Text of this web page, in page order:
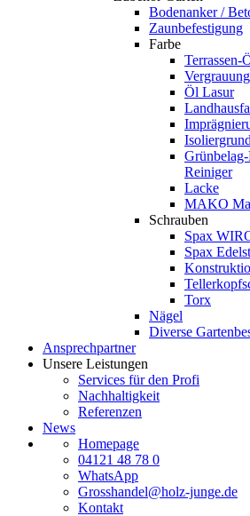
Bodenanker /
Zaunbefestigung
Farbe
Terrassen-
Öl Lasur
Isoliergrund
Reiniger
Lacke
MAKO
Schrauben
Spax
Spax
Torx
Nägel
Diverse
Ansprechpartner
Unsere Leistungen
Services für den Profi
Nachhaltigkeit
Referenzen
News
Homepage
04121 48 78 0
WhatsApp
Grosshandel@holz-junge.de
Kontakt